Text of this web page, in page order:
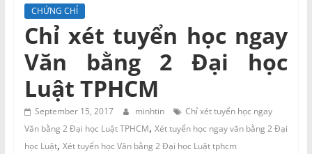
MIENNAM
Education
Đào
tạo
CHỨNG CHỈ
Chỉ xét tuyển học ngay
Văn bằng 2 Đại học
Luật TPHCM
September 15, 2017 minhtin
Chỉ xét tuyển học ngay
Văn bằng 2 Đại học Luật TPHCM, Xét tuyển học ngay văn bằng 2 Đại
học Luật, Xét tuyển học Văn bằng 2 Đại học Luật tphcm